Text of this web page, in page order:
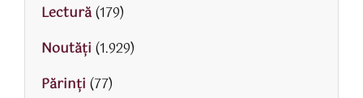
Lectură(179)
Noutăți (1.929)
Părinţi (77)